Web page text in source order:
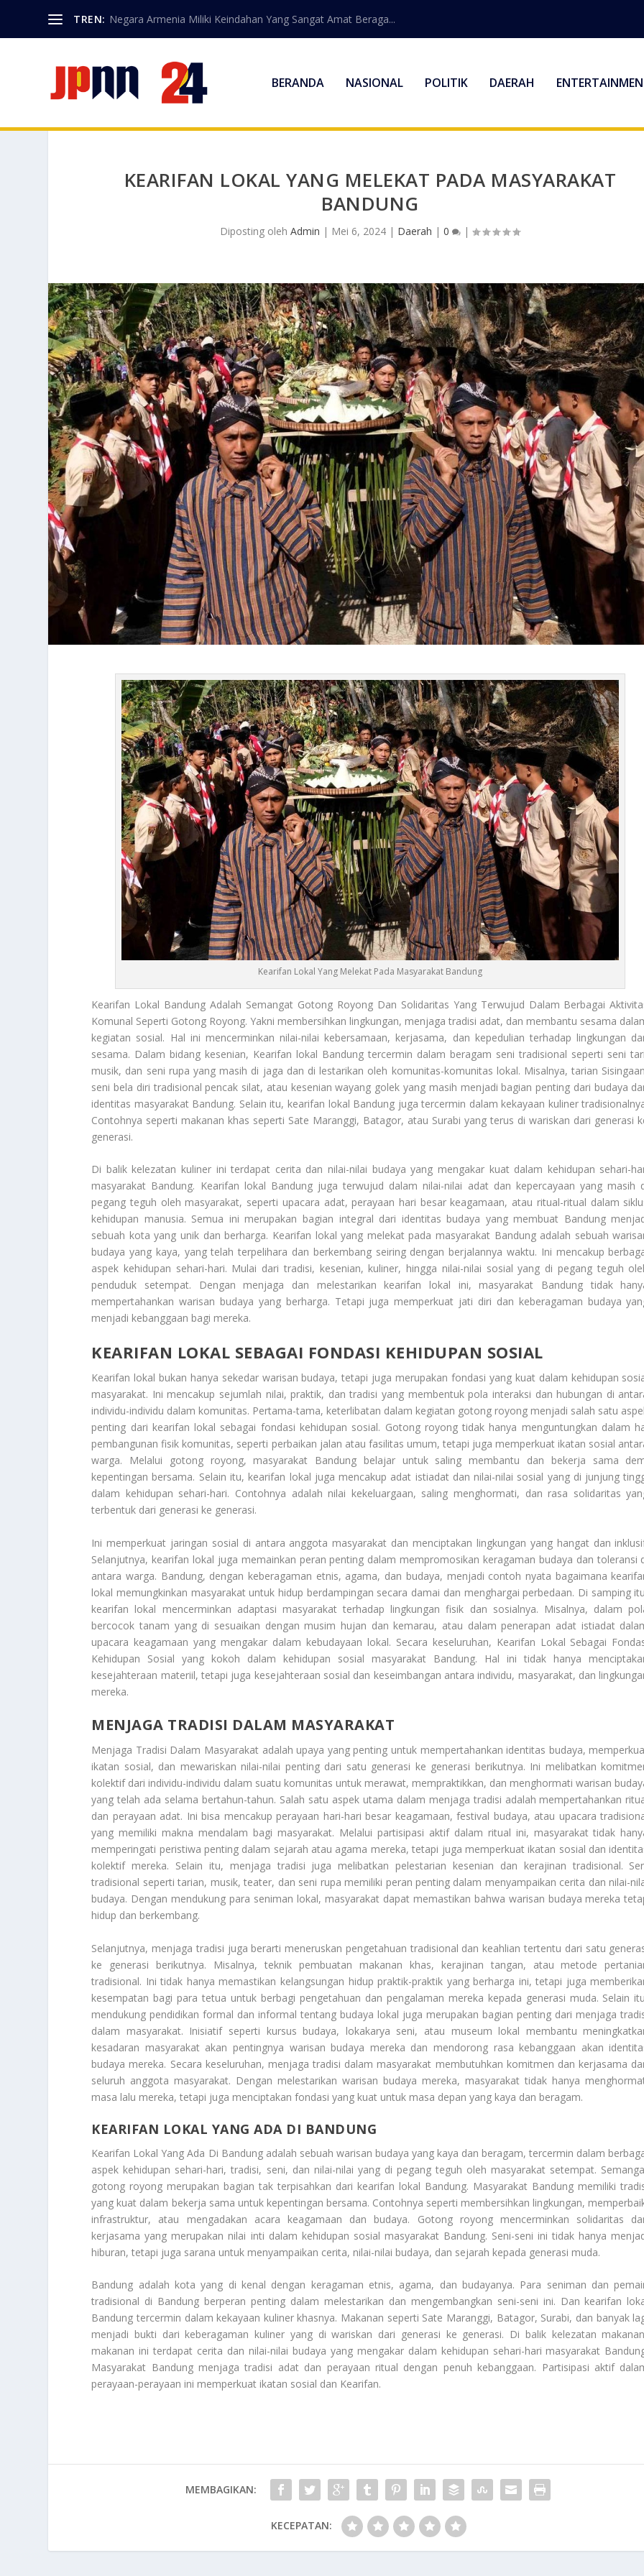
TREN: Negara Armenia Miliki Keindahan Yang Sangat Amat Beraga...
BERANDA NASIONAL POLITIK DAERAH
KEARIFAN LOKAL YANG MELEKAT PADA MASYARAKAT
BANDUNG
Diposting olehAdmin | Mei 6, 2024 | Daerah |0 |
Kearifan Lokal Yang Melekat Pada Masyarakat Bandung
Kearifan Lokal Bandung Adalah Semangat Gotong Royong Dan Solidaritas Yang Terwujud Dalam Berbagai
Komunal Seperti Gotong Royong. Yakni membersihkan lingkungan, menjaga tradisi adat, dan membantu sesama
kegiatan sosial. Hal ini mencerminkan nilai-nilai kebersamaan, kerjasama, dan kepedulian terhadap lingkungan
sesama. Dalam bidang kesenian, Kearifan lokal Bandung tercermin dalam beragam seni tradisional seperti seni
musik, dan seni rupa yang masih di jaga dan di lestarikan oleh komunitas-komunitas lokal. Misalnya, tarian
seni bela diri tradisional pencak silat, atau kesenian wayang golek yang masih menjadi bagian penting dari budaya
identitas masyarakat Bandung. Selain itu, kearifan lokal Bandung juga tercermin dalam kekayaan kuliner
Contohnya seperti makanan khas seperti Sate Maranggi, Batagor, atau Surabi yang terus di wariskan dari generasi
generasi.
Di balik kelezatan kuliner ini terdapat cerita dan nilai-nilai budaya yang mengakar kuat dalam kehidupan sehari-
masyarakat Bandung. Kearifan lokal Bandung juga terwujud dalam nilai-nilai adat dan kepercayaan yang masih
pegang teguh oleh masyarakat, seperti upacara adat, perayaan hari besar keagamaan, atau ritual-ritual dalam
kehidupan manusia. Semua ini merupakan bagian integral dari identitas budaya yang membuat Bandung
sebuah kota yang unik dan berharga. Kearifan lokal yang melekat pada masyarakat Bandung adalah sebuah
budaya yang kaya, yang telah terpelihara dan berkembang seiring dengan berjalannya waktu. Ini mencakup
aspek kehidupan sehari-hari. Mulai dari tradisi, kesenian, kuliner, hingga nilai-nilai sosial yang di pegang teguh
penduduk setempat. Dengan menjaga dan melestarikan kearifan lokal ini, masyarakat Bandung tidak
mempertahankan warisan budaya yang berharga. Tetapi juga memperkuat jati diri dan keberagaman budaya
menjadi kebanggaan bagi mereka.
KEARIFAN LOKAL SEBAGAI FONDASI KEHIDUPAN SOSIAL
Kearifan lokal bukan hanya sekedar warisan budaya, tetapi juga merupakan fondasi yang kuat dalam kehidupan
masyarakat. Ini mencakup sejumlah nilai, praktik, dan tradisi yang membentuk pola interaksi dan hubungan di
individu-individu dalam komunitas. Pertama-tama, keterlibatan dalam kegiatan gotong royong menjadi salah satu
penting dari kearifan lokal sebagai fondasi kehidupan sosial. Gotong royong tidak hanya menguntungkan dalam
pembangunan fisik komunitas, seperti perbaikan jalan atau fasilitas umum, tetapi juga memperkuat ikatan sosial
warga. Melalui gotong royong, masyarakat Bandung belajar untuk saling membantu dan bekerja sama
kepentingan bersama. Selain itu, kearifan lokal juga mencakup adat istiadat dan nilai-nilai sosial yang di junjung
dalam kehidupan sehari-hari. Contohnya adalah nilai kekeluargaan, saling menghormati, dan rasa solidaritas
terbentuk dari generasi ke generasi.
Ini memperkuat jaringan sosial di antara anggota masyarakat dan menciptakan lingkungan yang hangat dan
Selanjutnya, kearifan lokal juga memainkan peran penting dalam mempromosikan keragaman budaya dan toleransi
antara warga. Bandung, dengan keberagaman etnis, agama, dan budaya, menjadi contoh nyata bagaimana
lokal memungkinkan masyarakat untuk hidup berdampingan secara damai dan menghargai perbedaan. Di samping
kearifan lokal mencerminkan adaptasi masyarakat terhadap lingkungan fisik dan sosialnya. Misalnya, dalam
bercocok tanam yang di sesuaikan dengan musim hujan dan kemarau, atau dalam penerapan adat istiadat
upacara keagamaan yang mengakar dalam kebudayaan lokal. Secara keseluruhan, Kearifan Lokal Sebagai
Kehidupan Sosial yang kokoh dalam kehidupan sosial masyarakat Bandung. Hal ini tidak hanya
kesejahteraan materiil, tetapi juga kesejahteraan sosial dan keseimbangan antara individu, masyarakat, dan
mereka.
MENJAGA TRADISI DALAM MASYARAKAT
Menjaga Tradisi Dalam Masyarakat adalah upaya yang penting untuk mempertahankan identitas budaya,
ikatan sosial, dan mewariskan nilai-nilai penting dari satu generasi ke generasi berikutnya. Ini melibatkan
kolektif dari individu-individu dalam suatu komunitas untuk merawat, mempraktikkan, dan menghormati warisan
yang telah ada selama bertahun-tahun. Salah satu aspek utama dalam menjaga tradisi adalah mempertahankan
dan perayaan adat. Ini bisa mencakup perayaan hari-hari besar keagamaan, festival budaya, atau upacara
yang memiliki makna mendalam bagi masyarakat. Melalui partisipasi aktif dalam ritual ini, masyarakat tidak
memperingati peristiwa penting dalam sejarah atau agama mereka, tetapi juga memperkuat ikatan sosial dan
kolektif mereka. Selain itu, menjaga tradisi juga melibatkan pelestarian kesenian dan kerajinan tradisional.
tradisional seperti tarian, musik, teater, dan seni rupa memiliki peran penting dalam menyampaikan cerita dan nilai-
budaya. Dengan mendukung para seniman lokal, masyarakat dapat memastikan bahwa warisan budaya mereka
hidup dan berkembang.
Selanjutnya, menjaga tradisi juga berarti meneruskan pengetahuan tradisional dan keahlian tertentu dari satu
ke generasi berikutnya. Misalnya, teknik pembuatan makanan khas, kerajinan tangan, atau metode
tradisional. Ini tidak hanya memastikan kelangsungan hidup praktik-praktik yang berharga ini, tetapi juga
kesempatan bagi para tetua untuk berbagi pengetahuan dan pengalaman mereka kepada generasi muda. Selain
mendukung pendidikan formal dan informal tentang budaya lokal juga merupakan bagian penting dari menjaga
dalam masyarakat. Inisiatif seperti kursus budaya, lokakarya seni, atau museum lokal membantu
kesadaran masyarakat akan pentingnya warisan budaya mereka dan mendorong rasa kebanggaan akan
budaya mereka. Secara keseluruhan, menjaga tradisi dalam masyarakat membutuhkan komitmen dan kerjasama
seluruh anggota masyarakat. Dengan melestarikan warisan budaya mereka, masyarakat tidak hanya
masa lalu mereka, tetapi juga menciptakan fondasi yang kuat untuk masa depan yang kaya dan beragam.
KEARIFAN LOKAL YANG ADA DI BANDUNG
Kearifan Lokal Yang Ada Di Bandungadalah sebuah warisan budaya yang kaya dan beragam, tercermin dalam
aspek kehidupan sehari-hari, tradisi, seni, dan nilai-nilai yang di pegang teguh oleh masyarakat setempat.
gotong royong merupakan bagian tak terpisahkan dari kearifan lokal Bandung. Masyarakat Bandung memiliki
yang kuat dalam bekerja sama untuk kepentingan bersama. Contohnya seperti membersihkan lingkungan,
infrastruktur, atau mengadakan acara keagamaan dan budaya. Gotong royong mencerminkan solidaritas
kerjasama yang merupakan nilai inti dalam kehidupan sosial masyarakat Bandung. Seni-seni ini tidak hanya
hiburan, tetapi juga sarana untuk menyampaikan cerita, nilai-nilai budaya, dan sejarah kepada generasi muda.
Bandung adalah kota yang di kenal dengan keragaman etnis, agama, dan budayanya. Para seniman dan
tradisional di Bandung berperan penting dalam melestarikan dan mengembangkan seni-seni ini. Dan kearifan
Bandung tercermin dalam kekayaan kuliner khasnya. Makanan seperti Sate Maranggi, Batagor, Surabi, dan banyak
menjadi bukti dari keberagaman kuliner yang di wariskan dari generasi ke generasi. Di balik kelezatan
makanan ini terdapat cerita dan nilai-nilai budaya yang mengakar dalam kehidupan sehari-hari masyarakat
Masyarakat Bandung menjaga tradisi adat dan perayaan ritual dengan penuh kebanggaan. Partisipasi aktif
perayaan-perayaan ini memperkuat ikatan sosial dan Kearifan.
MEMBAGIKAN:
KECEPATAN: